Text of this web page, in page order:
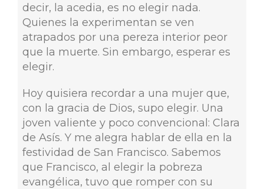
decir, la acedia, es no elegir nada.
Quienes la experimentan se ven
atrapados por una pereza interior peor
que la muerte. Sin embargo, esperar es
elegir.
Hoy quisiera recordar a una mujer que,
con la gracia de Dios, supo elegir. Una
joven valiente y poco convencional: Clara
de Asís. Y me alegra hablar de ella en la
festividad de San Francisco. Sabemos
que Francisco, al elegir la pobreza
evangélica, tuvo que romper con su